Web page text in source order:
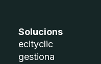
Solucions
ecityclic
gestiona